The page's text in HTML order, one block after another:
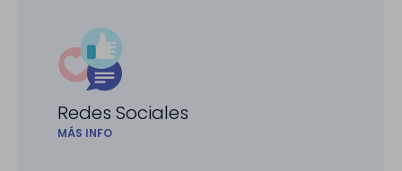
Redes Sociales
MÁS INFO